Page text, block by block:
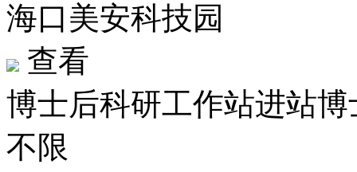
海口美安科技园
查看
博士后科研工作站进站博
不限